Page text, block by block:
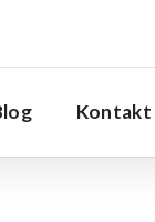
Kontakt